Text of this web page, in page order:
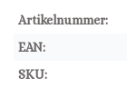
Artikelnummer:
EAN:
SKU: